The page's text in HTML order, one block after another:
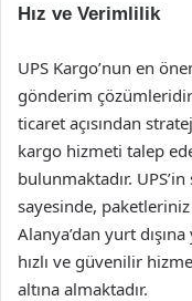
Hız ve Verimlilik
UPS Kargo’nun en
gönderim
ticaret açısından
kargo hizmeti talep
bulunmaktadır.
sayesinde, paketleriniz
Alanya’dan yurt
hızlı ve güvenilir
altına almaktadır.